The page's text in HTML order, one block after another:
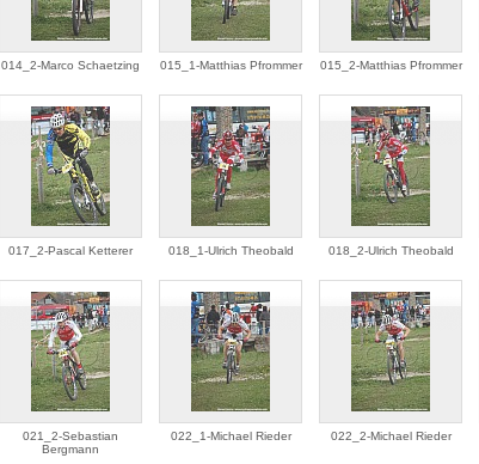
014_2-Marco Schaetzing 015_1-Matthias Pfrommer 015_2-Matthias Pfrommer
017_2-Pascal Ketterer 018_1-Ulrich Theobald 018_2-Ulrich Theobald
021_2-Sebastian
Bergmann
022_1-Michael Rieder 022_2-Michael Rieder